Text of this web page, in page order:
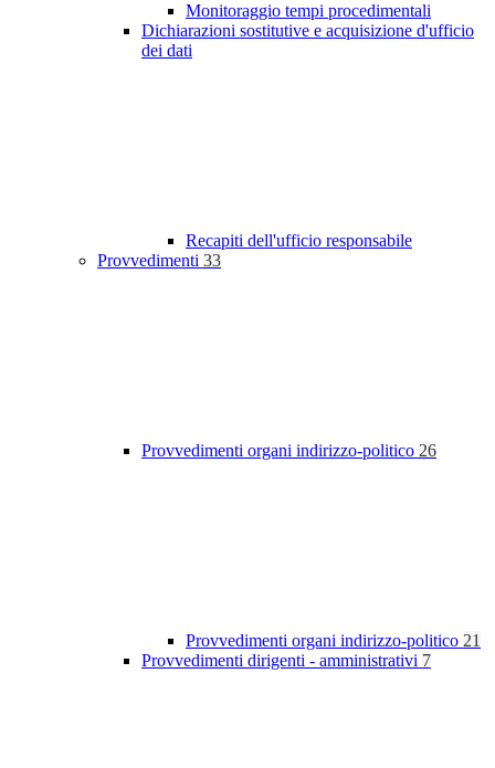
Monitoraggio tempi procedimentali
Dichiarazioni sostitutive e acquisizione d'ufficio
dei dati
Recapiti dell'ufficio responsabile
Provvedimenti 33
Provvedimenti organi indirizzo-politico 26
Provvedimenti organi indirizzo-politico 21
Provvedimenti dirigenti - amministrativi 7